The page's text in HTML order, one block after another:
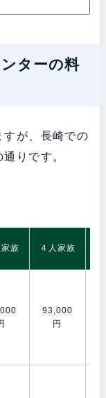
ターの料
すが、長崎での
りです。
家族 ４人家族
93,000
円